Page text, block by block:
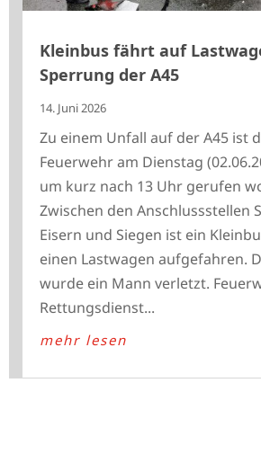
Kleinbus fährt auf
Sperrung der A45
14. Juni 2026
Zu einem Unfall auf der A45 ist
Feuerwehr am Dienstag
um kurz nach 13 Uhr gerufen
Zwischen den Anschlussstellen
Eisern und Siegen ist ein
einen Lastwagen aufgefahren.
wurde ein Mann verletzt.
Rettungsdienst...
mehr lesen